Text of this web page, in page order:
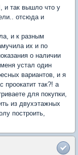
и так вышло что у
отсюда и
и к разным
их и по
о наличии
устал один
вариантов, и я
так?! а
для покупки,
из двухэтажных
построить,